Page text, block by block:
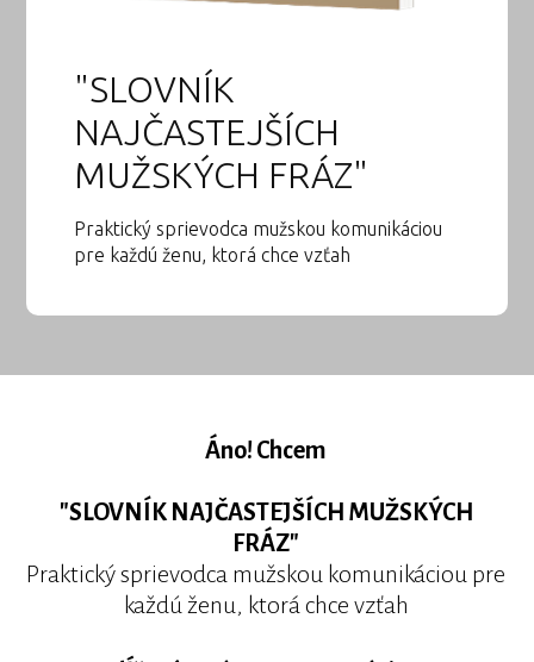
"SLOVNÍK
NAJČASTEJŠÍCH
MUŽSKÝCH FRÁZ"
Praktický sprievodca mužskou komunikáciou
pre každú ženu, ktorá chce vzťah
Áno!Chcem
"SLOVNÍK NAJČASTEJŠÍCH MUŽSKÝCH
FRÁZ"
Praktický sprievodca mužskou komunikáciou pre
každú ženu, ktorá chce vzťah